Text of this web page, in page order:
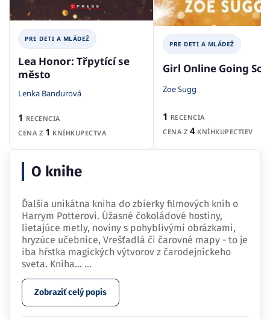
PRE DETI A MLÁDEŽ
Lea Honor: Třpytící se
město
Lenka Bandurová
1 RECENCIA
CENA Z 1 KNÍHKUPECTVA
PRE DETI A MLÁDEŽ
Girl Online Going
Zoe Sugg
1 RECENCIA
CENA Z 4KNÍHKUPECTIEV
O knihe
Ďalšia unikátna kniha do zbierky filmových kníh o
Harrym Potterovi. Úžasné čokoládové hostiny,
lietajúce metly, noviny s pohyblivými obrázkami,
hryzúce učebnice, Vrešťadlá či čarovné mapy - to je
iba hŕstka magických výtvorov z čarodejníckeho
sveta. Kniha… ...
Zobraziť celý popis